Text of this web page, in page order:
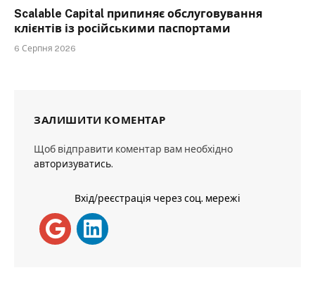
Scalable Capital припиняє обслуговування
клієнтів із російськими паспортами
6 Серпня 2026
ЗАЛИШИТИ КОМЕНТАР
Щоб відправити коментар вам необхідно
авторизуватись.
Вхід/реєстрація через соц. мережі